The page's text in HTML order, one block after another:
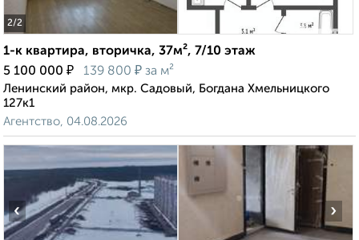
2/2
1-к квартира, вторичка, 37м², 7/10 этаж
5 100 000 ₽ 139 800 ₽ за м²
Ленинский район, мкр. Садовый, Богдана Хмельницкого
127к1
Агентство, 04.08.2026
‹ ›